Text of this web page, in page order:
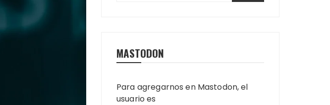
MASTODON
Para agregarnos en Mastodon, el
usuario es